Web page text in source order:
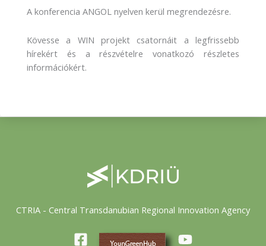
A konferencia ANGOL nyelven kerül megrendezésre.
Kövesse a WIN projekt csatornáit a legfrissebb
hírekért és a részvételre vonatkozó részletes
információkért.
CTRIA - Central Transdanubian Regional Innovation Agency